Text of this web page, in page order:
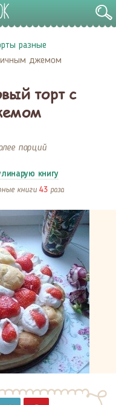
разные
джемом
торт с
порций
книгу
книги 43 раза